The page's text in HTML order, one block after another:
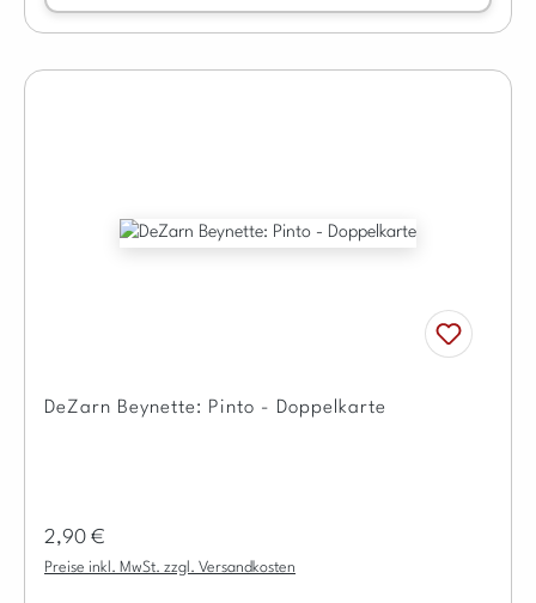
DeZarn Beynette: Pinto - Doppelkarte
Regulärer Preis:
2,90 €
Preise inkl. MwSt. zzgl. Versandkosten